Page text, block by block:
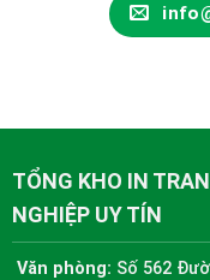
TỔNG KHO IN
NGHIỆP UY TÍN
Văn phòng: Số 562